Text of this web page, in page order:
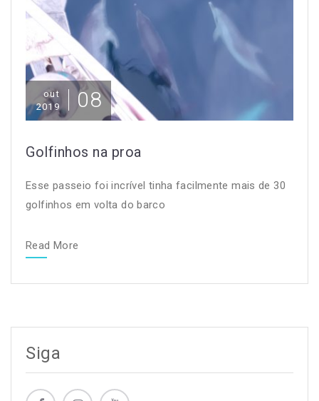
out
2019
08
Golfinhos na proa
Esse passeio foi incrível tinha facilmente mais de 30
golfinhos em volta do barco
Read More
Siga